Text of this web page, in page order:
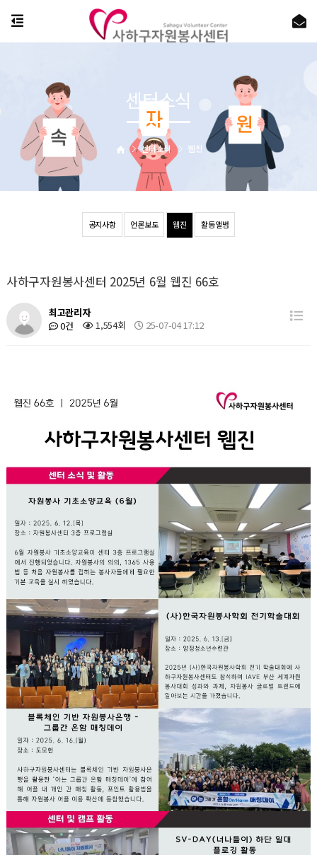
공지사항 언론보도 웹진 활동앨범
센터소식 웹진
센터소식
사하구자원봉사센터 2025년 6월 웹진 66호
최고관리자
0건
1,554회 25-07-04 17:12